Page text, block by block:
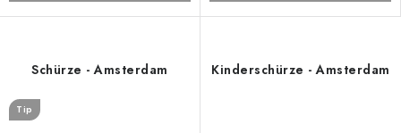
Schürze - Amsterdam
Tip
Kinderschürze - Amsterdam